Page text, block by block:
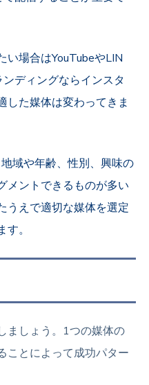
い場合はYouTubeやLIN
ディングならインスタ
した媒体は変わってきま
域や年齢、性別、興味の
メントできるものが多い
うえで適切な媒体を選定
。
ましょう。1つの媒体の
ことによって成功パター